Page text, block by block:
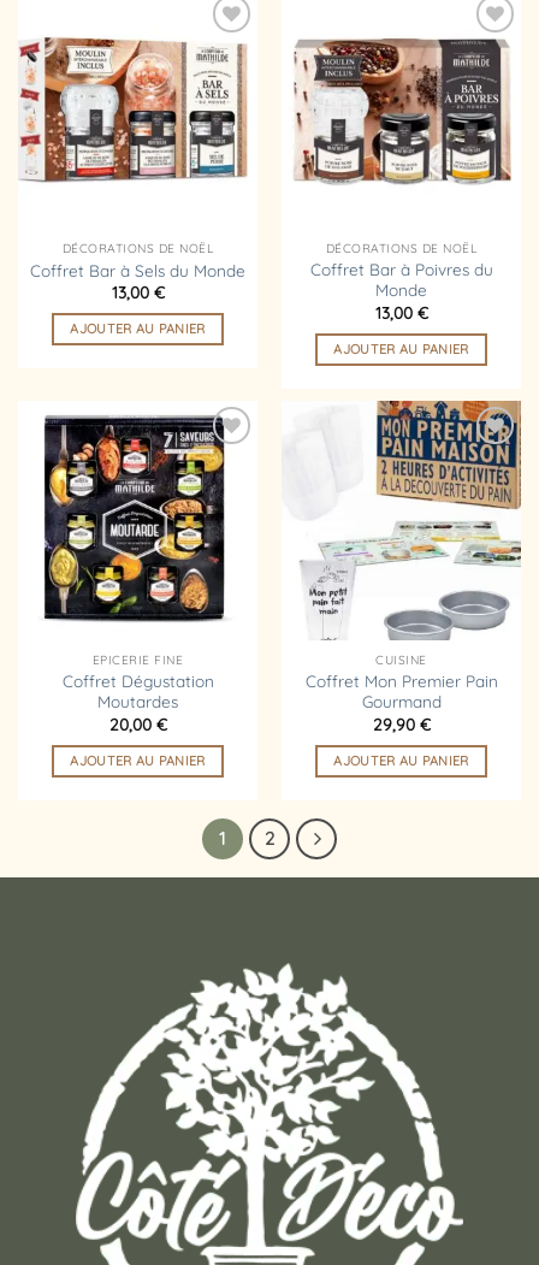
Ajouter
à la
liste
d’envies
DÉCORATIONS DE NOËL
Coffret Bar à Sels du Monde
13,00 €
AJOUTER AU PANIER
Ajouter
à la
liste
d’envies
DÉCORATIONS DE NOËL
Coffret Bar à Poivres du
Monde
13,00 €
AJOUTER AU PANIER
Ajouter
à la
liste
d’envies
EPICERIE FINE
Coffret Dégustation
Moutardes
20,00 €
AJOUTER AU PANIER
Ajouter
à la
liste
d’envies
CUISINE
Coffret Mon Premier Pain
Gourmand
29,90 €
AJOUTER AU PANIER
1 2